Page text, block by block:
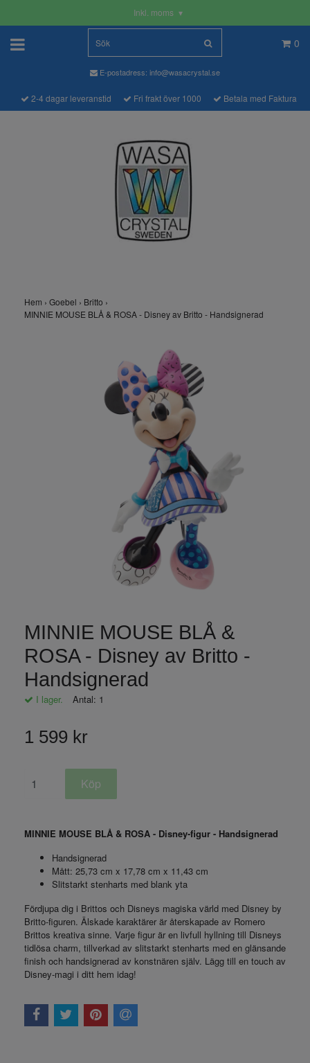
Inkl. moms ▾
0
E-postadress: info@wasacrystal.se
2-4 dagar leveranstid Fri frakt över 1000 Betala med Faktura
Hem › Goebel › Britto ›
MINNIE MOUSE BLÅ & ROSA - Disney av Britto - Handsignerad
MINNIE MOUSE BLÅ &
ROSA - Disney av Britto -
Handsignerad
I lager. Antal: 1
1 599 kr
MINNIE MOUSE BLÅ & ROSA - Disney-figur - Handsignerad
Handsignerad
Mått: 25,73 cm x 17,78 cm x 11,43 cm
Slitstarkt stenharts med blank yta
Fördjupa dig i Brittos och Disneys magiska värld med Disney by
Britto-figuren. Älskade karaktärer är återskapade av Romero
Brittos kreativa sinne. Varje figur är en livfull hyllning till Disneys
tidlösa charm, tillverkad av slitstarkt stenharts med en glänsande
finish och handsignerad av konstnären själv. Lägg till en touch av
Disney-magi i ditt hem idag!